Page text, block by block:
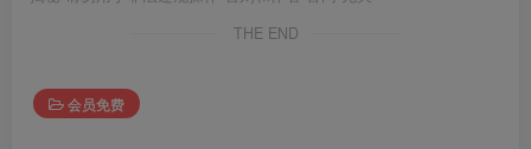
THE END
会员免费